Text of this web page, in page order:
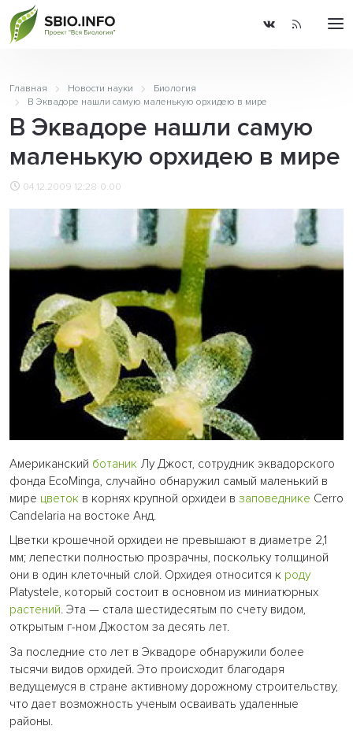
Главная Новости науки
Биология
В Эквадоре нашли самую маленькую орхидею в мире
В Эквадоре нашли самую
маленькую орхидею в мире
04.12.2009 12:28 0.00
Американский ботаник Лу Джост, сотрудник эквадорского
фонда EcoMinga, случайно обнаружил самый маленький в
мире цветок в корнях крупной орхидеи в заповеднике Cerro
Candelaria на востоке Анд.
Цветки крошечной орхидеи не превышают в диаметре 2,1
мм; лепестки полностью прозрачны, поскольку толщиной
они в один клеточный слой. Орхидея относится к роду
Platystele, который состоит в основном из миниатюрных
растений. Эта — стала шестидесятым по счету видом,
открытым г-ном Джостом за десять лет.
За последние сто лет в Эквадоре обнаружили более
тысячи видов орхидей. Это происходит благодаря
ведущемуся в стране активному дорожному строительству,
что дает возможность ученым осваивать удаленные
районы.